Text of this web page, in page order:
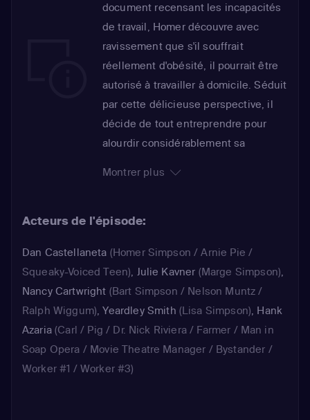
document recensant les incapacités
de travail, Homer découvre avec
ravissement que s'il souffrait
réellement d'obésité, il pourrait être
autorisé à travailler à domicile. Séduit
par cette délicieuse perspective, il
décide de tout entreprendre pour
alourdir considérablement sa
bénéficier de ce confortable
arrive enfin : les excès de table
les kilos nécessaires à
l'accomplissement de son objectif. Le
voilà qui inaugure enfin son nouveau
poste de travail, à son domicile...
Montrer plus
Acteurs de l'épisode:
Dan Castellaneta (Homer Simpson / Arnie Pie /
Squeaky-Voiced Teen), Julie Kavner (Marge Simpson),
Nancy Cartwright (Bart Simpson / Nelson Muntz /
Ralph Wiggum),Yeardley Smith (Lisa Simpson), Hank
Azaria(Carl / Pig / Dr. Nick Riviera / Farmer / Man in
Soap Opera / Movie Theatre Manager / Bystander /
Worker #1 / Worker #3)